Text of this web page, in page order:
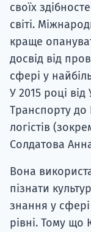
своїх
світі.
краще
досвід від
сфері у
У 2015 році від
Транспорту до
логістів
Солдатова
Вона
пізнати
знання у сфері
рівні. Тому що